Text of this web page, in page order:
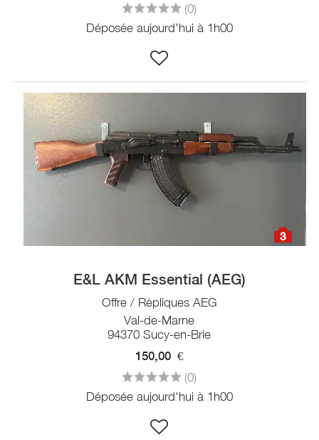
(0)
Déposée aujourd'hui à 1h00
3
E&L AKM Essential (AEG)
Offre / Répliques AEG
Val-de-Marne
94370 Sucy-en-Brie
150,00 €
(0)
Déposée aujourd'hui à 1h00